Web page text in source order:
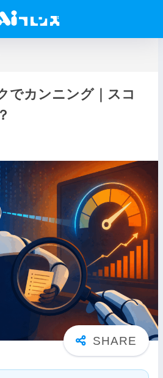
でカンニング｜スコ